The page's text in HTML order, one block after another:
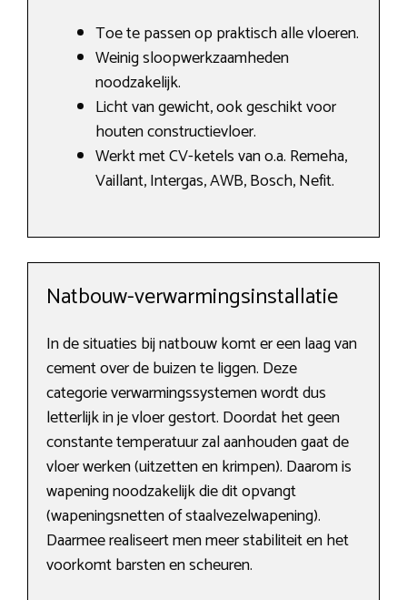
Toe te passen op praktisch alle vloeren.
Weinig sloopwerkzaamheden
noodzakelijk.
Licht van gewicht, ook geschikt voor
houten constructievloer.
Werkt met CV-ketels van o.a. Remeha,
Vaillant, Intergas, AWB, Bosch, Nefit.
Natbouw-verwarmingsinstallatie
In de situaties bij natbouw komt er een laag van
cement over de buizen te liggen. Deze
categorie verwarmingssystemen wordt dus
letterlijk in je vloer gestort. Doordat het geen
constante temperatuur zal aanhouden gaat de
vloer werken (uitzetten en krimpen). Daarom is
wapening noodzakelijk die dit opvangt
(wapeningsnetten of staalvezelwapening).
Daarmee realiseert men meer stabiliteit en het
voorkomt barsten en scheuren.